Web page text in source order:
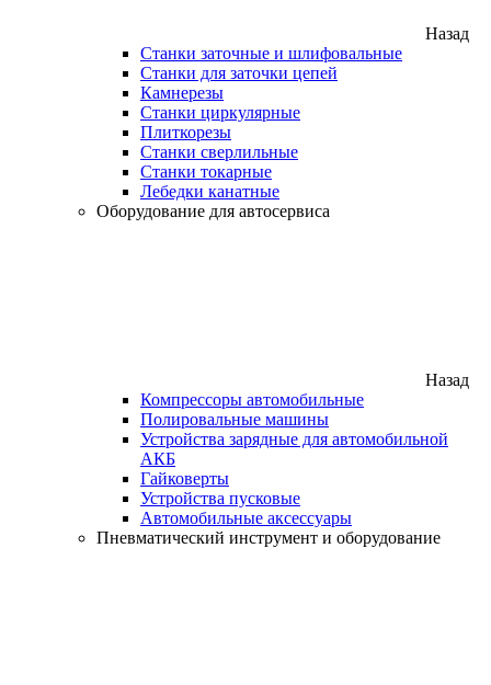
Назад
Станки заточные и шлифовальные
Станки для заточки цепей
Камнерезы
Станки циркулярные
Плиткорезы
Станки сверлильные
Станки токарные
Лебедки канатные
Оборудование для автосервиса
Назад
Компрессоры автомобильные
Полировальные машины
Устройства зарядные для автомобильной
АКБ
Гайковерты
Устройства пусковые
Автомобильные аксессуары
Пневматический инструмент и оборудование